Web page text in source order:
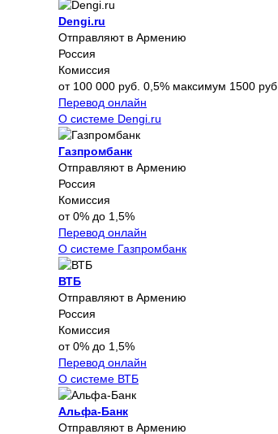
Dengi.ru
Отправляют в Армению
Россия
Комиссия
от 100 000 руб. 0,5% максимум 1500 руб.
Перевод онлайн
О системе Dengi.ru
Газпромбанк
Отправляют в Армению
Россия
Комиссия
от 0% до 1,5%
Перевод онлайн
О системе Газпромбанк
ВТБ
Отправляют в Армению
Россия
Комиссия
от 0% до 1,5%
Перевод онлайн
О системе ВТБ
Альфа-Банк
Отправляют в Армению